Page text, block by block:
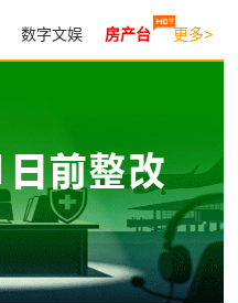
更多>
房产台
数字文娱